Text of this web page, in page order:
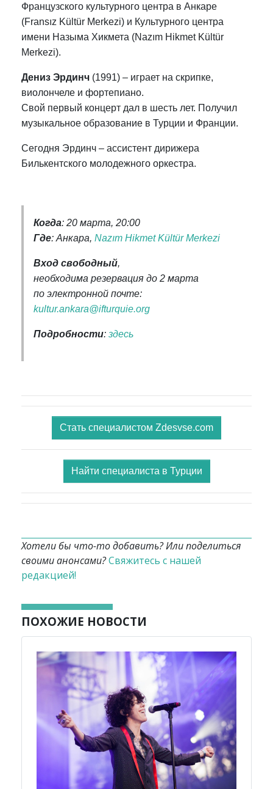
Французского культурного центра в Анкаре
(Fransız Kültür Merkezi) и Культурного центра
имени Назыма Хикмета (Nazım Hikmet Kültür
Merkezi).
Дениз Эрдинч (1991) – играет на скрипке,
виолончеле и фортепиано.
Свой первый концерт дал в шесть лет. Получил
музыкальное образование в Турции и Франции.
Сегодня Эрдинч – ассистент дирижера
Билькентского молодежного оркестра.
Когда: 20 марта, 20:00
Где: Анкара, Nazım Hikmet Kültür Merkezi
Вход свободный,
необходима резервация до 2 марта
по электронной почте:
kultur.ankara@ifturquie.org
Подробности: здесь
Стать специалистом Zdesvse.com
Найти специалиста в Турции
Хотели бы что-то добавить? Или поделиться
своими анонсами?Свяжитесь с нашей
редакцией!
ПОХОЖИЕ НОВОСТИ